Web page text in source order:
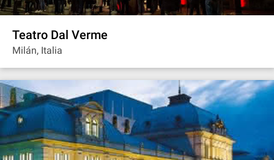
Teatro Dal Verme
Milán, Italia